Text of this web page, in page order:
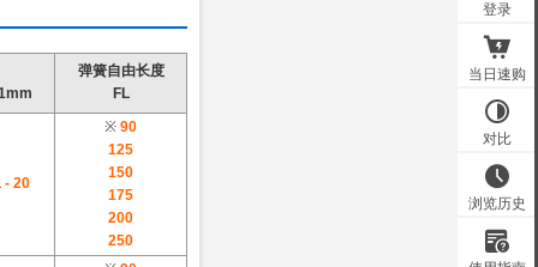
弹簧自由长度
FL
- 20
※ 90
125
150
175
200
250